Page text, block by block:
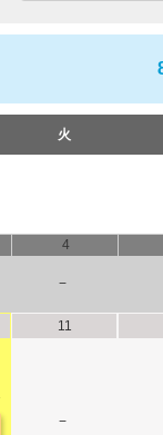
火
4
−
11
−